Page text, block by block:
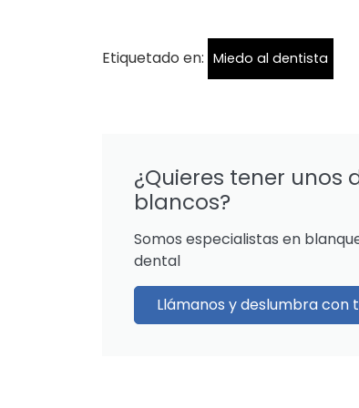
Etiquetado en: Miedo al dentista
¿Quieres tener unos
blancos?
Somos especialistas en
dental
Llámanos y deslumbra con